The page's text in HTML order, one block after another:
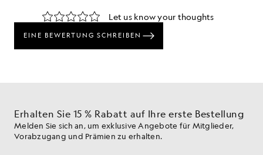
Erhalten Sie 15 % Rabatt auf Ihre erste Bestellung
Melden Sie sich an, um exklusive Angebote für Mitglieder,
Vorabzugang und Prämien zu erhalten.